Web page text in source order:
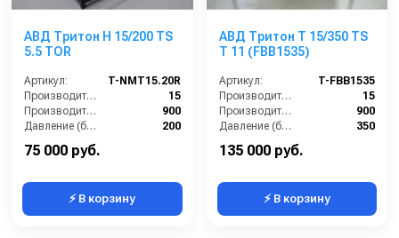
АВД Тритон H 15/200 TS
5.5 TOR
Артикул:
T-NMT15.20R
Производительность (л/мин):
15
Производительность (л/ч):
900
Давление (бар):
200
Мощность (кВт):
75 000 руб.
⚡ В корзину
АВД Тритон T 15/350 TS
T 11 (FBB1535)
Артикул:
T-FBB1535
Производительность (л/мин):
15
Производительность (л/ч):
900
Давление (бар):
350
135 000 руб.
⚡ В корзину